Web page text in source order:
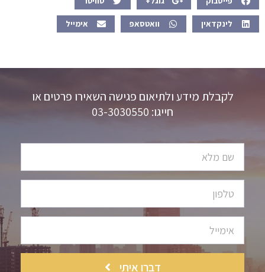
לינקדאין וואטסאפ אימייל
לקבלת מידע ולתיאום פגישה השאירו פרטים או
חייגו: 03-3030550
דברו איתי